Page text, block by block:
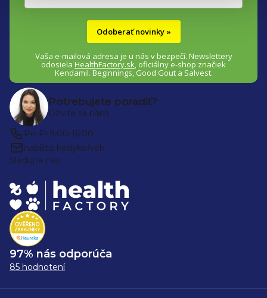
Odoberať novinky »
Vaša e-mailová adresa je u nás v bezpečí. Newslettery
odosiela HealthFactory.sk, oficiálnye-shop značiek
Kendamil. Beginnings, Good Gout a Salvest.
Potrebujete poradiť?
Ozvite sa nám
Po-Pi 9:00-16:00
napíšte kedykoľvek
Sledujte nás:
97% nás odporúča
85 hodnotení